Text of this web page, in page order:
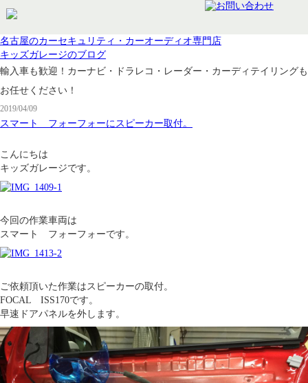
名古屋のカーセキュリティ・カーオーディオ専門店
キッズガレージのブログ
輸入車も歓迎！カーナビ・ドラレコ・レーダー・カーディテイリングも
お任せください！
2019/04/09
スマート フォーフォーにスピーカー取付。
こんにちは
キッズガレージです。
今回の作業車両は
スマート フォーフォーです。
ご依頼頂いた作業はスピーカーの取付。
FOCAL ISS170です。
早速ドアパネルを外します。